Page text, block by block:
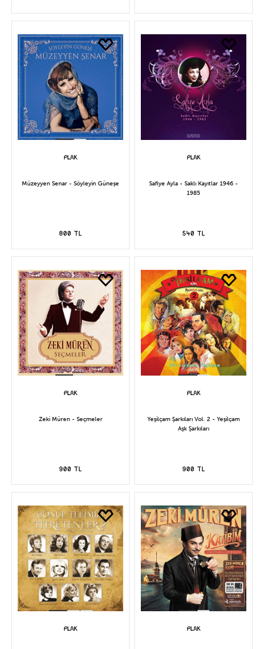
Müzeyyen Senar - Söyleyin Güneşe
800 TL
Safiye Ayla - Saklı Kayıtlar 1946 -
1985
540 TL
Zeki Müren - Seçmeler
900 TL
Yeşilçam Şarkıları Vol. 2 - Yeşilçam
Aşk Şarkıları
900 TL